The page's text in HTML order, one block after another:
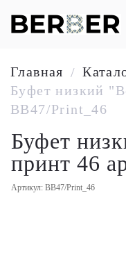
Главная /
Буфет низкий
BB47/Print_46
Буфет
принт 46
Артикул: BB47/Print_46